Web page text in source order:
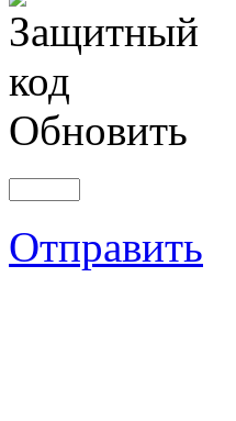
Обновить
Отправить